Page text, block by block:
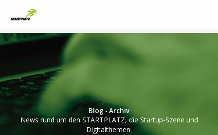
Blog - Archiv
News rund um den STARTPLATZ, die Startup-Szene und
Digitalthemen.